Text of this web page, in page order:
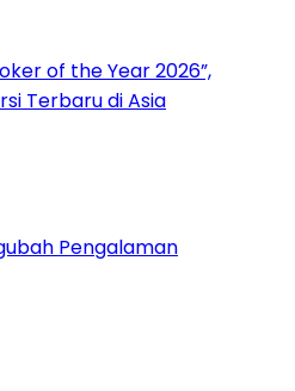
of the Year 2026”,
Terbaru di Asia
Pengalaman